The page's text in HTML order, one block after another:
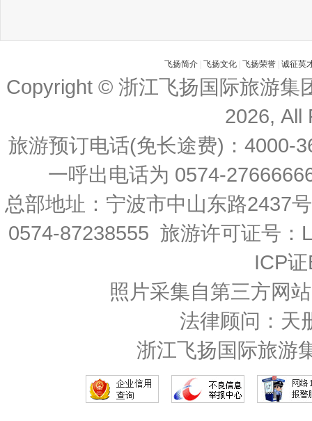
飞扬简介 飞扬文化 飞扬荣誉 诚征英
Copyright © 浙江飞扬国际旅游集
2026, All
旅游预订电话(免长途费)：4000-
一呼出电话为 0574-
总部地址：宁波市中山东路2437
0574-87238555 旅游许可证号
ICP
照片采集自第三方网
法律顾问：天
浙江飞扬国际旅游